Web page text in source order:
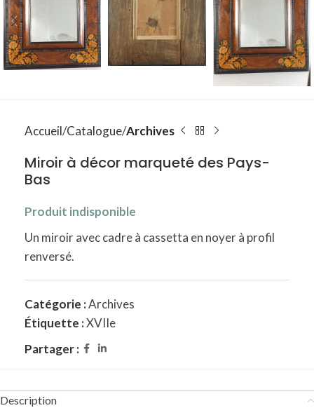
Accueil Catalogue Archives
Miroir à décor marqueté des Pays-
Bas
Produit indisponible
Un miroir avec cadre à cassetta en noyer à profil
renversé.
Catégorie :Archives
Étiquette :XVIIe
Partager :
Description